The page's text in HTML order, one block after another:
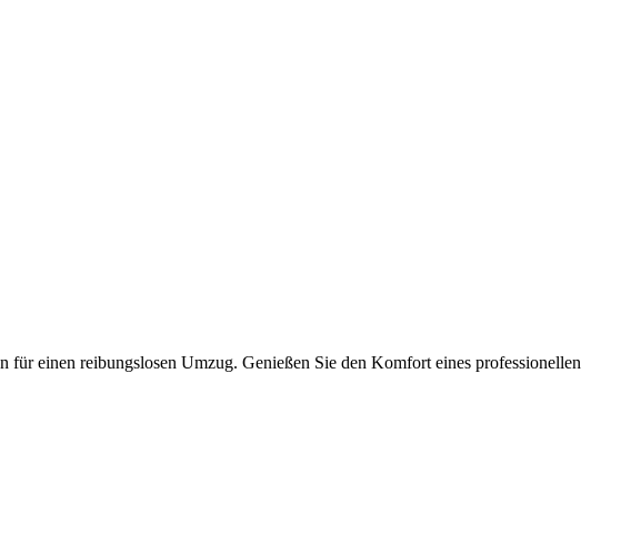
einen reibungslosen Umzug. Genießen Sie den Komfort eines professionellen